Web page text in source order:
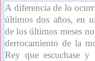
A diferencia de lo
últimos dos años, en
de los últimos meses
derrocamiento de la
Rey que escuchase y